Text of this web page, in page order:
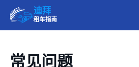
迪拜
租车指南
常见问题